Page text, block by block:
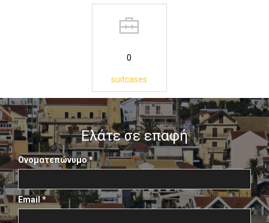
0
suitcases
Ελάτε σε επαφή
Ονοματεπώνυμο*
Email *